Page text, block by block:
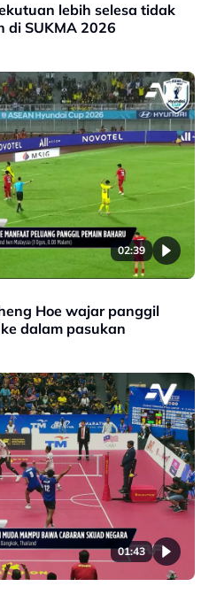
lebih selesa tidak
di SUKMA 2026
02:39
Hoe wajar panggil
dalam pasukan
01:43